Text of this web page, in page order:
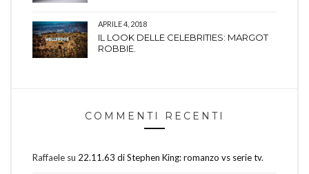
APRILE 4, 2018
IL LOOK DELLE CELEBRITIES: MARGOT
ROBBIE.
COMMENTI RECENTI
Raffaele su 22.11.63 di Stephen King: romanzo vs serie tv.